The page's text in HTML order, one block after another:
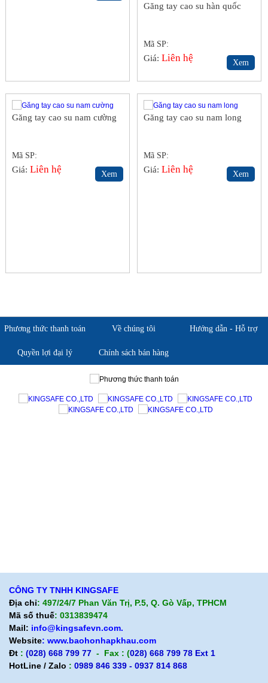
Găng tay cao su hàn quốc
Mã SP:
Giá:Liên hệ Xem
Găng tay cao su nam cường
Mã SP:
Giá:Liên hệ Xem
Găng tay cao su nam long
Mã SP:
Giá:Liên hệ Xem
Phương thức thanh toán Về chúng tôi Hướng dẫn - Hỗ trợ
Quyền lợi đại lý Chính sách bán hàng
CÔNG TY TNHH KINGSAFE
Địa chỉ: 497/24/7 Phan Văn Trị, P.5, Q. Gò Vấp, TPHCM
Mã số thuế: 0313839474
Mail: info@kingsafevn.com.
Website: www.baohonhapkhau.com
Đt : (028) 668 799 77 - Fax : (028) 668 799 78 Ext 1
HotLine / Zalo : 0989 846 339 - 0937 814 868